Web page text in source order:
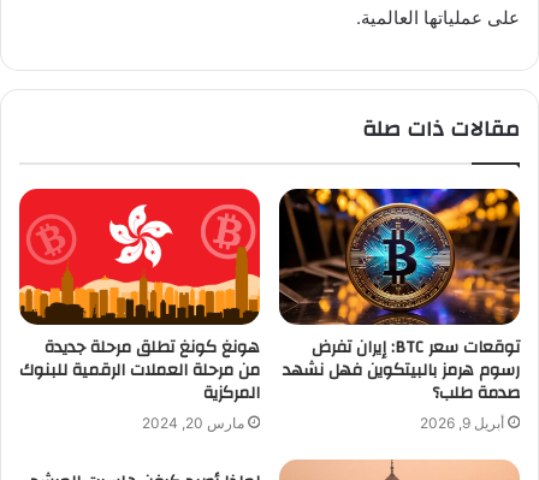
على عملياتها العالمية.
مقالات ذات صلة
توقعات سعر BTC: إيران تفرض
رسوم هرمز بالبيتكوين فهل نشهد
صدمة طلب؟
أبريل 9, 2026
هونغ كونغ تطلق مرحلة جديدة
من مرحلة العملات الرقمية للبنوك
المركزية
مارس 20, 2024